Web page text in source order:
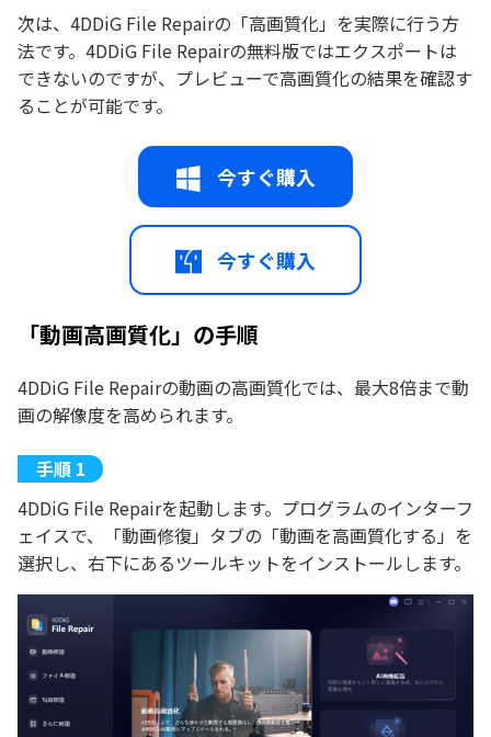
次は、4DDiG File Repairの「高画質化」を実際に行う方
法です。4DDiG File Repairの無料版ではエクスポートは
できないのですが、プレビューで高画質化の結果を確認す
ることが可能です。
今すぐ購入
今すぐ購入
「動画高画質化」の手順
4DDiG File Repairの動画の高画質化では、最大8倍まで動
画の解像度を高められます。
4DDiG File Repairを起動します。プログラムのインターフ
ェイスで、「動画修復」タブの「動画を高画質化する」を
選択し、右下にあるツールキットをインストールします。